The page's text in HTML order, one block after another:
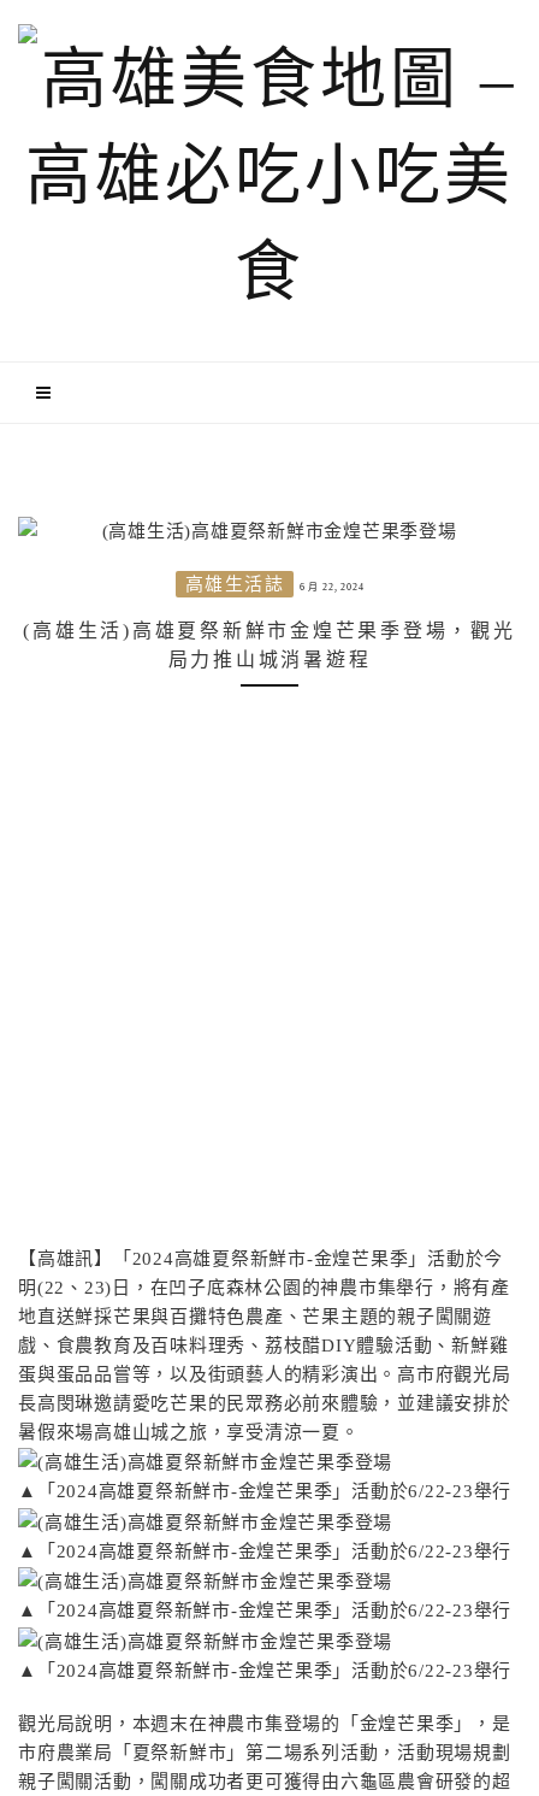
高雄生活誌 6 月 22, 2024
(高雄生活)高雄夏祭新鮮市金煌芒果季登場，觀光
局力推山城消暑遊程
【高雄訊】「2024高雄夏祭新鮮市-金煌芒果季」活動於今
明(22、23)日，在凹子底森林公園的神農市集舉行，將有產
地直送鮮採芒果與百攤特色農產、芒果主題的親子闖關遊
戲、食農教育及百味料理秀、荔枝醋DIY體驗活動、新鮮雞
蛋與蛋品品嘗等，以及街頭藝人的精彩演出。高市府觀光局
長高閔琳邀請愛吃芒果的民眾務必前來體驗，並建議安排於
暑假來場高雄山城之旅，享受清涼一夏。
▲「2024高雄夏祭新鮮市-金煌芒果季」活動於6/22-23舉行
▲「2024高雄夏祭新鮮市-金煌芒果季」活動於6/22-23舉行
▲「2024高雄夏祭新鮮市-金煌芒果季」活動於6/22-23舉行
▲「2024高雄夏祭新鮮市-金煌芒果季」活動於6/22-23舉行
觀光局說明，本週末在神農市集登場的「金煌芒果季」，是
市府農業局「夏祭新鮮市」第二場系列活動，活動現場規劃
親子闖關活動，闖關成功者更可獲得由六龜區農會研發的超